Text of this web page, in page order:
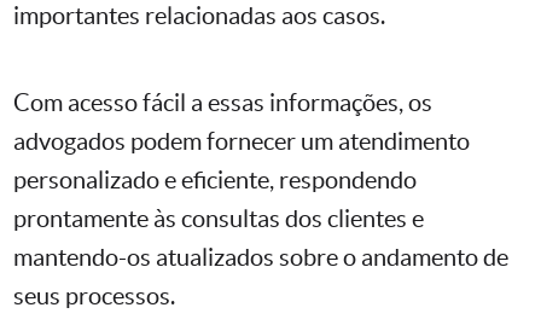
importantes relacionadas aos casos.
Com acesso fácil a essas informações, os
advogados podem fornecer um atendimento
personalizado e eficiente, respondendo
prontamente às consultas dos clientes e
mantendo-os atualizados sobre o andamento de
seus processos.